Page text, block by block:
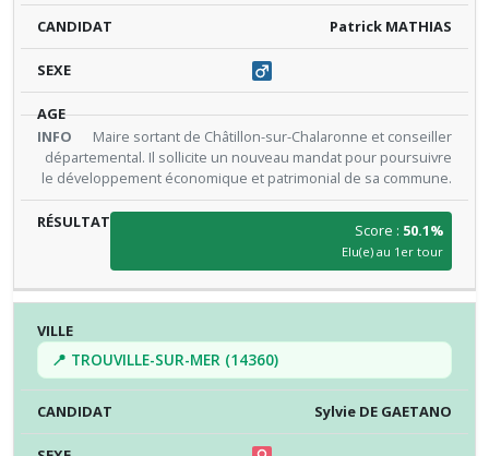
Patrick MATHIAS
Maire sortant de Châtillon-sur-Chalaronne et conseiller
départemental. Il sollicite un nouveau mandat pour poursuivre
le développement économique et patrimonial de sa commune.
Score : 50.1%
Elu(e) au 1er tour
📍 TROUVILLE-SUR-MER (14360)
Sylvie DE GAETANO